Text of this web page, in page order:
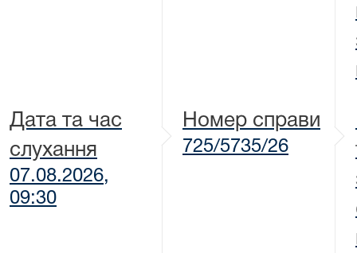
Дата та час
слухання
07.08.2026,
09:30
Номер справи
725/5735/26